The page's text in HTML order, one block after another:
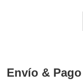
Envío & Pago